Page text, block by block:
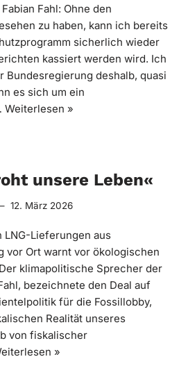
Fahl: Ohne den
zu haben, kann ich bereits
sicherlich wieder
kassiert werden wird. Ich
Bundesregierung deshalb, quasi
es sich um ein
Weiterlesen »
unsere Leben«
12. März 2026
Lieferungen aus
vor Ort warnt vor ökologischen
klimapolitische Sprecher der
bezeichnete den Deal auf
für die Fossillobby,
Realität unseres
von fiskalischer
»